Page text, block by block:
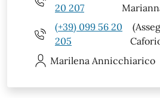
20 207
(+39) 099 56 20
205
Marilena Annicchiarico